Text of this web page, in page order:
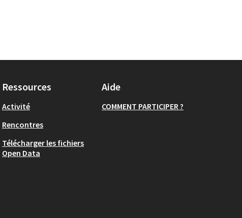
Ressources
Activité
Rencontres
Télécharger les fichiers
Open Data
Aide
COMMENT PARTICIPER ?